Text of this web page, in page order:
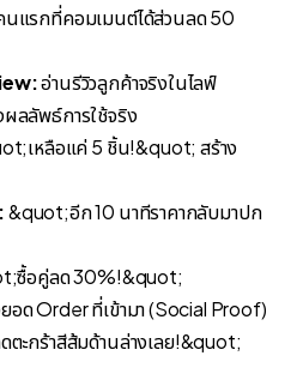
แรกที่คอมเมนต์ได้ส่วนลด 50
อ่านรีวิวลูกค้าจริงในไลฟ์
ลลัพธ์การใช้จริง
เหลือแค่ 5 ชิ้น!&quot; สร้าง
&quot;อีก 10 นาทีราคากลับมาปก
ซื้อคู่ลด 30%!&quot;
อด Order ที่เข้ามา (Social Proof)
ะกร้าสีส้มด้านล่างเลย!&quot;